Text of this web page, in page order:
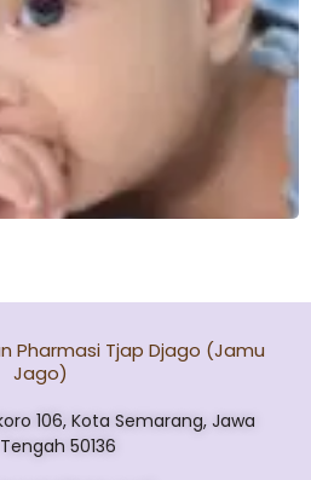
Pharmasi Tjap Djago (Jamu
Jago)
106, Kota Semarang, Jawa
Tengah 50136